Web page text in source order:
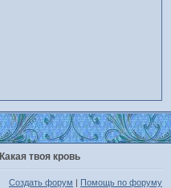
Какая твоя кровь
Создать форум | Помощь по форуму